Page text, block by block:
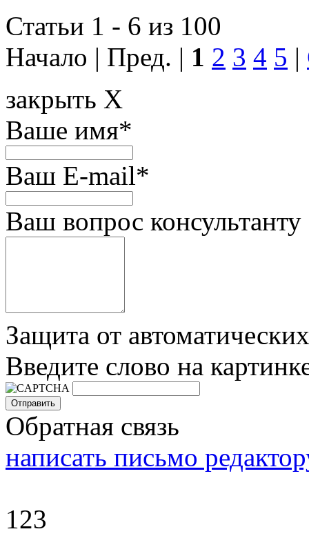
Статьи 1 - 6 из 100
Начало | Пред. | 1 2 3 4 5 |
закрыть X
Ваше имя*
Ваш E-mail*
Ваш вопрос консультанту
Защита от
Введите слово на
Обратная связь
написать письмо
123